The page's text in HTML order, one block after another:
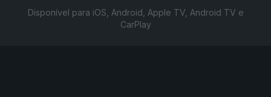
Disponível para iOS, Android, Apple TV, Android TV e
CarPlay